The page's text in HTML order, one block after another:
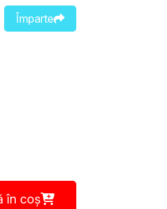
Împarte
în coș